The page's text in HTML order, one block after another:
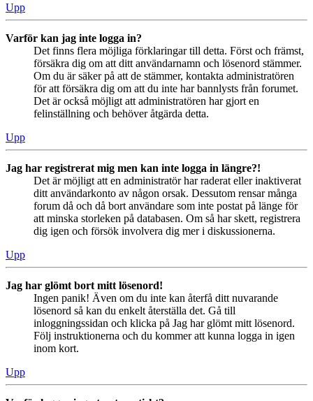
Upp
Varför kan jag inte logga in?
Det finns flera möjliga förklaringar till detta. Först och främst,
försäkra dig om att ditt användarnamn och lösenord stämmer.
Om du är säker på att de stämmer, kontakta administratören
för att försäkra dig om att du inte har bannlysts från forumet.
Det är också möjligt att administratören har gjort en
felinställning och behöver åtgärda detta.
Upp
Jag har registrerat mig men kan inte logga in längre?!
Det är möjligt att en administratör har raderat eller inaktiverat
ditt användarkonto av någon orsak. Dessutom rensar många
forum då och då bort användare som inte postat på länge för
att minska storleken på databasen. Om så har skett, registrera
dig igen och försök involvera dig mer i diskussionerna.
Upp
Jag har glömt bort mitt lösenord!
Ingen panik! Även om du inte kan återfå ditt nuvarande
lösenord så kan du enkelt återställa det. Gå till
inloggningssidan och klicka på Jag har glömt mitt lösenord.
Följ instruktionerna och du kommer att kunna logga in igen
inom kort.
Upp